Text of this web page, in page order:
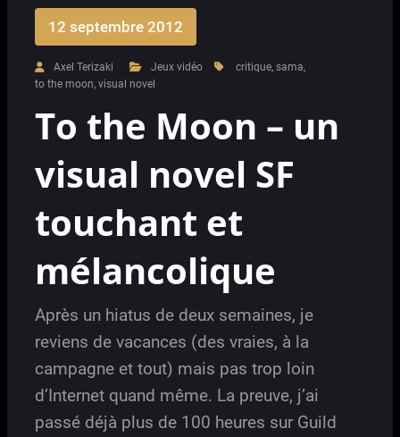
12 septembre 2012
Axel Terizaki Jeux vidéo critique, sama,
to the moon, visual novel
To the Moon – un
visual novel SF
touchant et
mélancolique
Après un hiatus de deux semaines, je
reviens de vacances (des vraies, à la
campagne et tout) mais pas trop loin
d’Internet quand même. La preuve, j’ai
passé déjà plus de 100 heures sur Guild